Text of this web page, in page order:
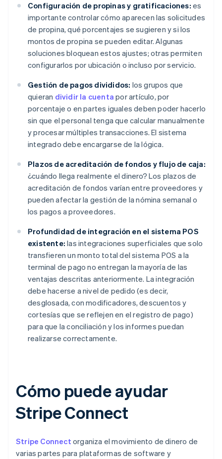
Configuración de propinas y gratificaciones: es
importante controlar cómo aparecen las solicitudes
de propina, qué porcentajes se sugieren y si los
montos de propina se pueden editar. Algunas
soluciones bloquean estos ajustes; otras permiten
configurarlos por ubicación o incluso por servicio.
Gestión de pagos divididos: los grupos que
quieran dividir la cuenta por artículo, por
porcentaje o en partes iguales deben poder hacerlo
sin que el personal tenga que calcular manualmente
y procesar múltiples transacciones. El sistema
integrado debe encargarse de la lógica.
Plazos de acreditación de fondos y flujo de caja:
¿cuándo llega realmente el dinero? Los plazos de
acreditación de fondos varían entre proveedores y
pueden afectar la gestión de la nómina semanal o
los pagos a proveedores.
Profundidad de integración en el sistema POS
existente: las integraciones superficiales que solo
transfieren un monto total del sistema POS a la
terminal de pago no entregan la mayoría de las
ventajas descritas anteriormente. La integración
debe hacerse a nivel de pedido (es decir,
desglosada, con modificadores, descuentos y
cortesías que se reflejen en el registro de pago)
para que la conciliación y los informes puedan
realizarse correctamente.
Cómo puede ayudar
Stripe Connect
Stripe Connect organiza el movimiento de dinero de
varias partes para plataformas de software y